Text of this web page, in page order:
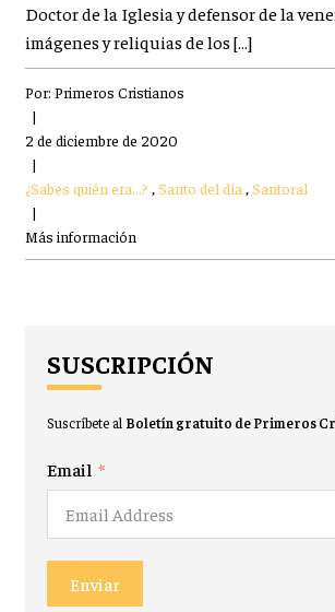
Doctor de la Iglesia y defensor de la
imágenes y reliquias de los […]
Por: Primeros Cristianos
|
2 de diciembre de 2020
|
¿Sabes quién era...? ,Santo del día ,Santoral
|
Más información
SUSCRIPCIÓN
Suscríbete al Boletín gratuito de Primeros
Email
Enviar